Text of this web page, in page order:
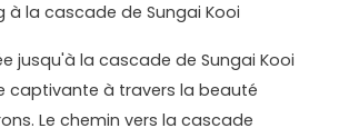
à la cascade de Sungai Kooi
jusqu'à la cascade de Sungai Kooi
captivante à travers la beauté
Le chemin vers la cascade